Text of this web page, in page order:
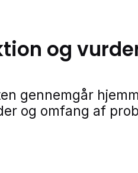
og
gennemgår
og omfang af